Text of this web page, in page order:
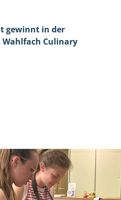
gewinnt in der
Wahlfach Culinary